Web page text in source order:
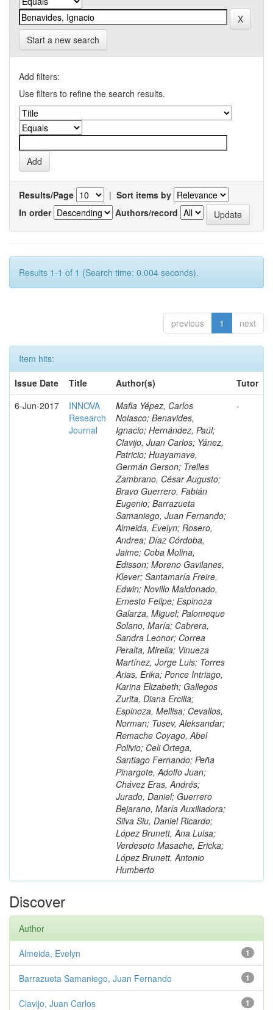
Start a new search
Add filters:
Use filters to refine the search results.
Results/Page | Sort items by
In order
Authors/record
Results 1-1 of 1 (Search time: 0.004 seconds).
previous 1 next
Item hits:
Issue Date
Title Author(s)
Tutor
6-Jun-2017
INNOVA
Research
Journal
Mafla Yépez, Carlos
Nolasco; Benavides,
Ignacio; Hernández, Paúl;
Clavijo, Juan Carlos; Yánez,
Patricio; Huayamave,
Germán Gerson; Trelles
Zambrano, César Augusto;
Bravo Guerrero, Fabián
Eugenio; Barrazueta
Samaniego, Juan Fernando;
Almeida, Evelyn; Rosero,
Andrea; Díaz Córdoba,
Jaime; Coba Molina,
Edisson; Moreno Gavilanes,
Klever; Santamaría Freire,
Edwin; Novillo Maldonado,
Ernesto Felipe; Espinoza
Galarza, Miguel; Palomeque
Solano, María; Cabrera,
Sandra Leonor; Correa
Peralta, Mirella; Vinueza
Martínez, Jorge Luis; Torres
Arias, Erika; Ponce Intriago,
Karina Elizabeth; Gallegos
Zurita, Diana Ercilia;
Espinoza, Mellisa; Cevallos,
Norman; Tusev, Aleksandar;
Remache Coyago, Abel
Polivio; Celi Ortega,
Santiago Fernando; Peña
Pinargote, Adolfo Juan;
Chávez Eras, Andrés;
Jurado, Daniel; Guerrero
Bejarano, María Auxiliadora;
Silva Siu, Daniel Ricardo;
López Brunett, Ana Luisa;
Verdesoto Masache, Ericka;
López Brunett, Antonio
Humberto
-
Discover
Author
1
Almeida, Evelyn
1
Barrazueta Samaniego, Juan Fernando
1
Clavijo, Juan Carlos